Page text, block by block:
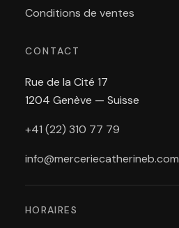
Conditions de ventes
CONTACT
Rue de la Cité 17
1204 Genève — Suisse
+41 (22) 310 77 79
info@merceriecatherineb.com
HORAIRES